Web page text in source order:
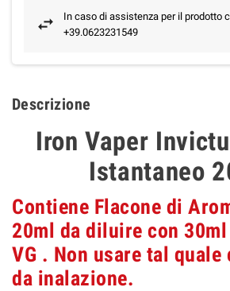
In caso di assistenza per il prodotto
+39.0623231549
Descrizione
Iron Vaper
Istantaneo
Contiene Flacone di
20ml da diluire con
VG . Non usare tal
da inalazione.